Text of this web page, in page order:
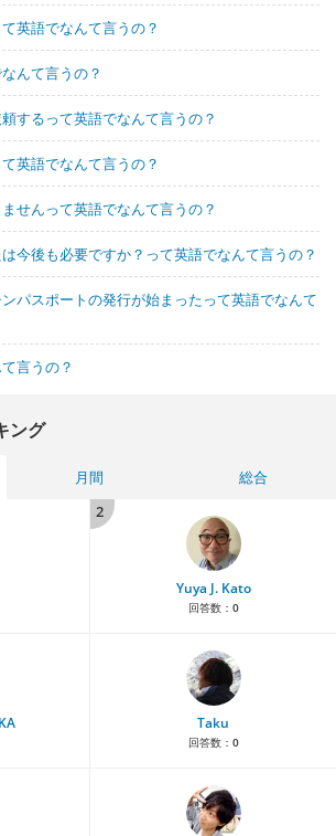
英語でなんて言うの？
んて言うの？
するって英語でなんて言うの？
英語でなんて言うの？
せんって英語でなんて言うの？
今後も必要ですか？って英語でなんて言うの？
パスポートの発行が始まったって英語でなんて
言うの？
ング
月間
総合
2
Yuya J. Kato
回答数： 0
Taku
回答数： 0